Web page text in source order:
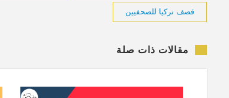
قصف تركيا للصحفيين
مقالات ذات صلة